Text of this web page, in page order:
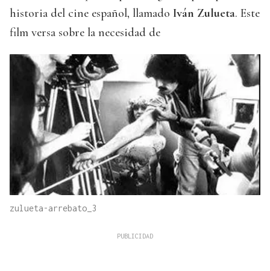
historia del cine español, llamado Iván Zulueta. Este
film versa sobre la necesidad de
zulueta-arrebato_3